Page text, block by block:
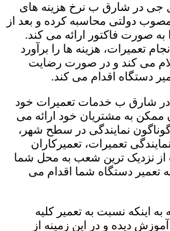
جی در شارق ب نرخ هزینه های
دولتی محاسبه کرده و بعد از
به صورت فاکتور ارائه می کند.
تعمیرات، هزینه ها را برآورد
می کند و در صورت رضایت
دستگاه اقدام می کند.
شارق ب خدمات تعمیرات خود
ممکن به مشتریان خود ارائه می
نمایندگی در سطح شهر،
تعمیرات، تعمیرکاران
نزدیک ترین شعب به محل شما
تعمیر دستگاه شما اقدام می
به اینکه نسبت به تعمیر کلیه
دیده و در این زمینه از